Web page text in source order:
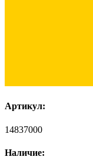
Артикул:
14837000
Наличие: